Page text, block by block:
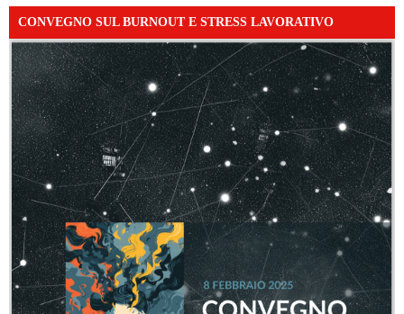
CONVEGNO SUL BURNOUT E STRESS LAVORATIVO